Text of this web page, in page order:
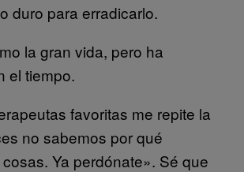
duro para erradicarlo.
la gran vida, pero ha
el tiempo.
favoritas me repite la
no sabemos por qué
Ya perdónate». Sé que